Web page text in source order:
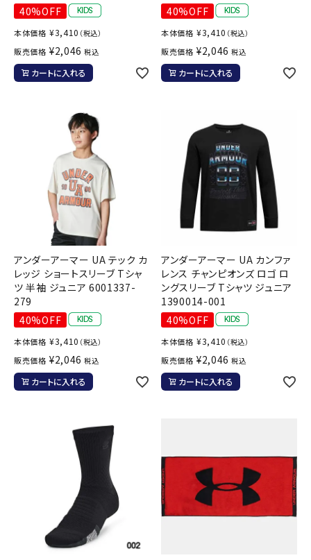
40%OFF
本体価格 ¥3,410 （税込）
販売価格 ¥2,046 税込
カートに入れる
40%OFF
本体価格 ¥3,410 （税込）
販売価格 ¥2,046 税込
カートに入れる
アンダーアーマー UA テック カ
レッジ ショートスリーブ Tシャ
ツ 半袖 ジュニア 6001337-
279
40%OFF
本体価格 ¥3,410 （税込）
販売価格 ¥2,046 税込
カートに入れる
アンダーアーマー UA カンファ
レンス チャンピオンズ ロゴ ロ
ングスリーブ Tシャツ ジュニア
1390014-001
40%OFF
本体価格 ¥3,410 （税込）
販売価格 ¥2,046 税込
カートに入れる